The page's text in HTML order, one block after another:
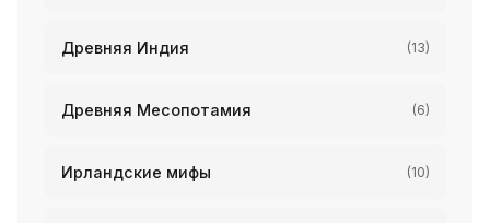
Древняя Индия (13)
Древняя Месопотамия (6)
Ирландские мифы (10)